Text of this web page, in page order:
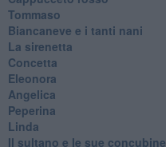
Tommaso
Biancaneve e i tanti nani
La sirenetta
Concetta
Eleonora
Angelica
Peperina
Linda
Il sultano e le sue concubine